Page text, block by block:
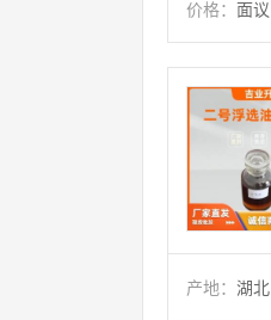
价格： 面议
产地： 湖北